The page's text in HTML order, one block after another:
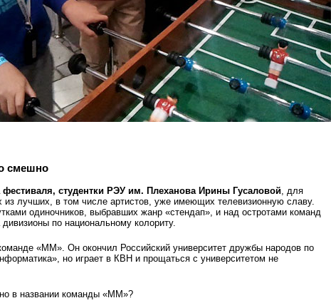
смешно
фестиваля, студентки РЭУ им. Плеханова Ирины Гусаловой, для
из лучших, в том числе артистов, уже имеющих телевизионную славу.
одиночников, выбравших жанр «стендап», и над остротами команд
по национальному колориту.
«ММ». Он окончил Российский университет дружбы народов по
но играет в КВН и прощаться с университетом не
в названии команды «ММ»?